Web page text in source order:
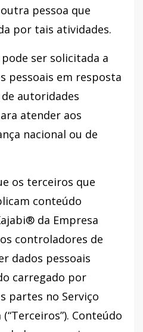
pessoa que
por tais atividades.
ser solicitada a
pessoais em resposta
autoridades
atender aos
nacional ou de
os terceiros que
conteúdo
da Empresa
controladores de
dados pessoais
carregado por
partes no Serviço
Conteúdo